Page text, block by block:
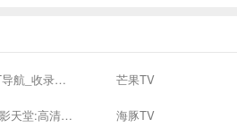
AT导航_收录网_免费收录网站_自动收录网_秒收录 芒果TV
电影天堂:高清电影下载,高品质生活 海豚TV